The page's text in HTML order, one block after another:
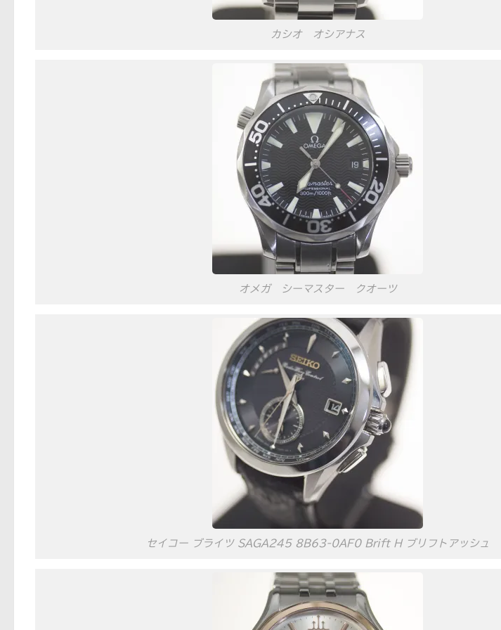
カシオ オシアナス
オメガ シーマスター クオーツ
セイコー ブライツ SAGA245 8B63-0AF0 Brift H ブリフトアッシュ